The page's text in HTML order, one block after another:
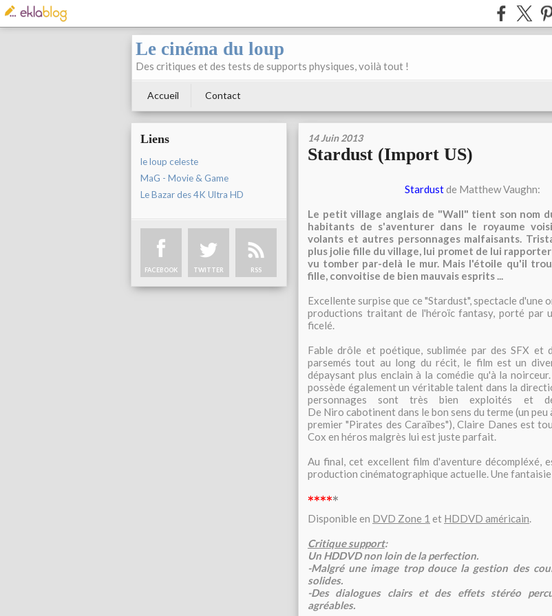
Le cinéma du loup
Des critiques et des tests de supports physiques, voilà tout !
Accueil Contact
Liens
le loup celeste
MaG - Movie & Game
Le Bazar des 4K Ultra HD
FACEBOOK TWITTER RSS
14 Juin 2013
Stardust (Import US)
Stardustde Matthew Vaughn:
Le petit village anglais de "Wall" tient son nom
habitants de s'aventurer dans le royaume
volants et autres personnages malfaisants.
plus jolie fille du village, lui promet de lui
vu tomber par-delà le mur. Mais l'étoile qu'il
fille, convoitise de bien mauvais esprits ...
Excellente surpise que ce "Stardust", spectacle
productions traitant de l'héroïc fantasy, porté par
ficelé.
Fable drôle et poétique, sublimée par des SFX et
parsemés tout au long du récit, le film est un
dépaysant plus enclain à la comédie qu'à la
possède également un véritable talent dans la
personnages sont très bien exploités et
De Niro cabotinent dans le bon sens du terme (un peu
premier "Pirates des Caraïbes"), Claire Danes est
Cox en héros malgrès lui est juste parfait.
Au final, cet excellent film d'aventure décompléxé,
production cinématographique actuelle. Une
*****
Disponible en DVD Zone 1 et HDDVD américain.
Critique support:
Un HDDVD non loin de la perfection.
-Malgré une image trop douce la gestion des
solides.
-Des dialogues clairs et des effets stéréo
agréables.